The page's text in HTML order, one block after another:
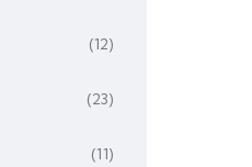
(12)
(23)
(11)